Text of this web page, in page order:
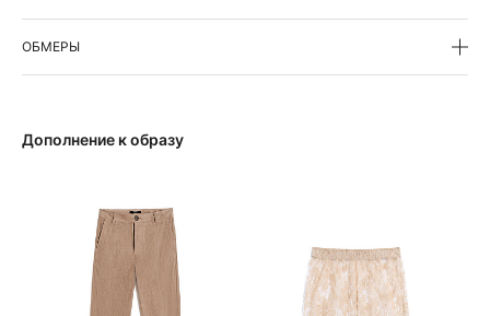
ОБМЕРЫ
Дополнение к образу